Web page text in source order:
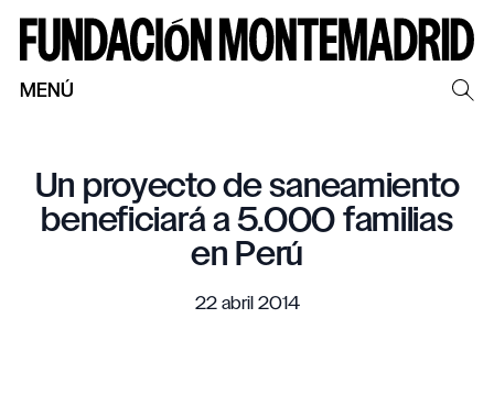
MENÚ
Un proyecto de saneamiento
beneficiará a 5.000 familias
en Perú
22 abril 2014